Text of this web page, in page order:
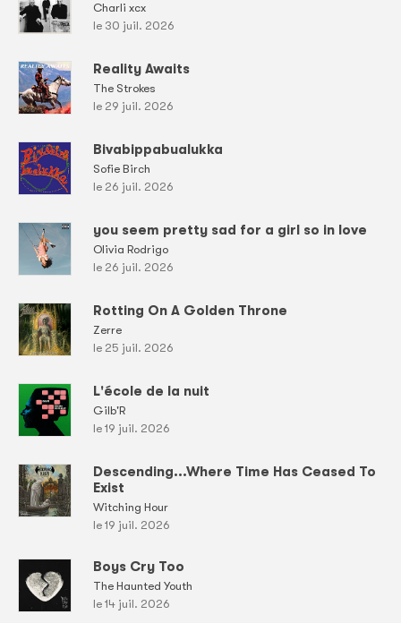
Charli xcx
le 30 juil. 2026
Reality Awaits
The Strokes
le 29 juil. 2026
Bivabippabualukka
Sofie Birch
le 26 juil. 2026
you seem pretty sad for a girl so in love
Olivia Rodrigo
le 26 juil. 2026
Rotting On A Golden Throne
Zerre
le 25 juil. 2026
L'école de la nuit
Gilb'R
le 19 juil. 2026
Descending...Where Time Has Ceased To
Exist
Witching Hour
le 19 juil. 2026
Boys Cry Too
The Haunted Youth
le 14 juil. 2026